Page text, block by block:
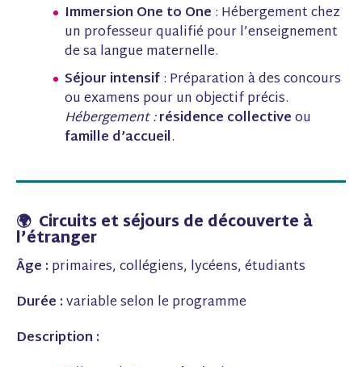
Immersion One to One : Hébergement chez
un professeur qualifié pour l’enseignement
de sa langue maternelle.
Séjour intensif: Préparation à des concours
ou examens pour un objectif précis.
Hébergement :résidence collectiveou
famille d’accueil.
🌍 Circuits et séjours de découverte à
l’étranger
Âge : primaires, collégiens, lycéens, étudiants
Durée :variable selon le programme
Description :